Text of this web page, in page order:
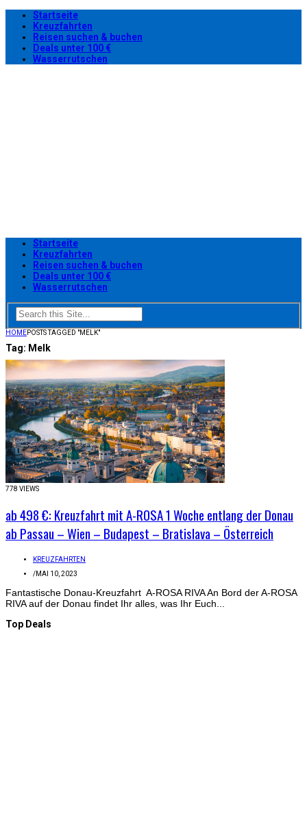
Startseite
Kreuzfahrten
Reisen suchen & buchen
Deals unter 100 €
Wasserrutschen
Startseite
Kreuzfahrten
Reisen suchen & buchen
Deals unter 100 €
Wasserrutschen
HOMEPOSTS TAGGED "MELK"
Tag: Melk
778 VIEWS
ab 498 €: Kreuzfahrt mit A-ROSA 1 Woche entlang der Donau
ab Passau – Wien – Budapest – Bratislava – Österreich
KREUZFAHRTEN
/MAI 10, 2023
Fantastische Donau-Kreuzfahrt A-ROSA RIVA An Bord der A-ROSA
RIVA auf der Donau findet Ihr alles, was Ihr Euch...
Top Deals